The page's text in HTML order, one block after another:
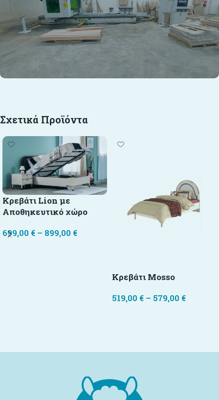
Σχετικά Προϊόντα
Κρεβάτι Lion με
Αποθηκευτικό χώρο
699,00 € – 899,00 €
Κρεβάτι Mosso
519,00 € – 579,00 €